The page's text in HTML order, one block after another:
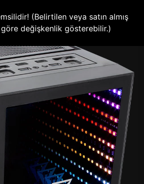
(Belirtilen veya satın almış
değişkenlik gösterebilir.)